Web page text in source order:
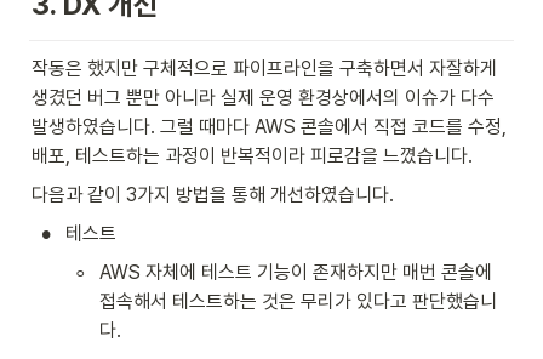
작동은 했지만 구체적으로 파이프라인을 구축하면서 자잘하게
생겼던 버그 뿐만 아니라 실제 운영 환경상에서의 이슈가 다수
발생하였습니다. 그럴 때마다 AWS 콘솔에서 직접 코드를 수정,
배포, 테스트하는 과정이 반복적이라 피로감을 느꼈습니다.
다음과 같이 3가지 방법을 통해 개선하였습니다.
• 테스트
◦
AWS 자체에 테스트 기능이 존재하지만 매번 콘솔에
접속해서 테스트하는 것은 무리가 있다고 판단했습니
다.